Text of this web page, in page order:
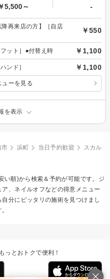
5,500～ -
降再来店の方】［自店
￥550
ット］●付替え時 ￥1,100
ンド］ ￥1,100
ューを見る
を表示
市 浜町 当日予約歓迎
スカル
い順)から検索＆予約が可能です。ジ
、ネイルオフなどの得意メニュー
分にピッタリの施術を見つけまし
っとおトクで便利！